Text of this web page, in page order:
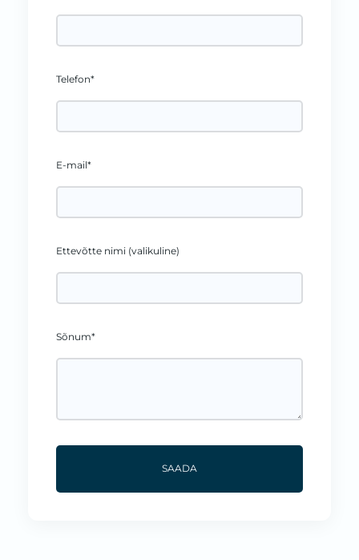
Telefon*
E-mail*
Ettevõtte nimi (valikuline)
Sõnum*
SAADA